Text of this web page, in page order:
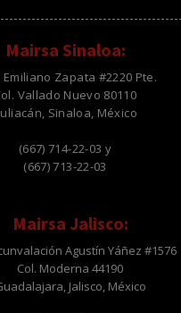
Mairsa Sinaloa:
Emiliano Zapata #2220 Pte.
Vallado Nuevo 80110
Sinaloa, México
(667) 714-22-03 y
(667) 713-22-03
Mairsa Jalisco:
Agustín Yáñez #1576
Col. Moderna 44190
Jalisco, México